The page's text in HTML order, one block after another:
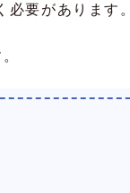
要があります。